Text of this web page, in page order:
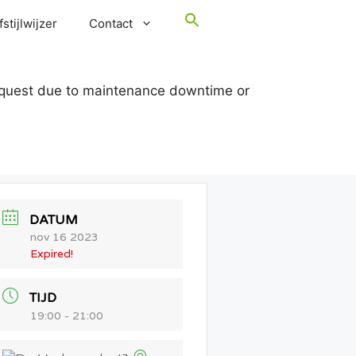
Contact
due to maintenance downtime or
DATUM
nov 16 2023
Expired!
TIJD
19:00 - 21:00